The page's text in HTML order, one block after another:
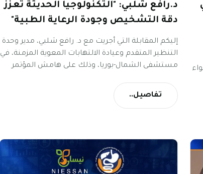
د.رافع شلبي: "التكنولوجيا الحديثة تعزز
دقة التشخيص وجودة الرعاية الطبية"
إليكم المقابلة التي أجريت مع د. رافع شلبي، مدير وحدة
التنظير المتقدم وعيادة الالتهابات المعوية المزمنة، في
مستشفى الشمال-بوريا، وذلك على هامش المؤتمر
والكبد.
تفاصيل..